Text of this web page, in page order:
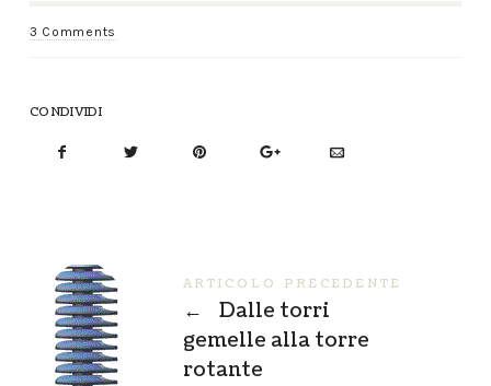
3 Comments
CONDIVIDI
ARTICOLO PRECEDENTE
←
Dalle torri
gemelle alla torre
rotante